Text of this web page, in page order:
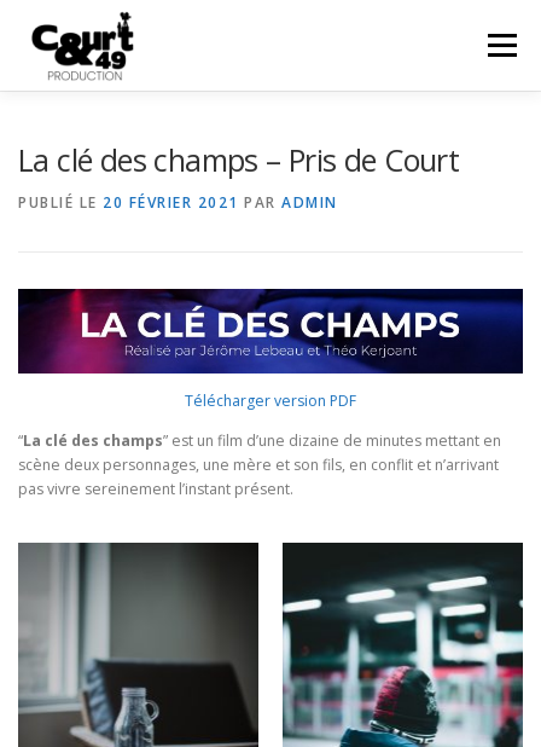
Menu
CONTACT
La clé des champs – Pris de Court
PUBLIÉ LE 20 FÉVRIER 2021 PAR ADMIN
Télécharger version PDF
“La clé des champs” est un film d’une dizaine de minutes mettant en
scène deux personnages, une mère et son fils, en conflit et n’arrivant
pas vivre sereinement l’instant présent.